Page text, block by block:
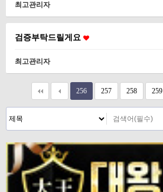
최고관리자
검증부탁드릴게요
최고관리자
256 257 258 259